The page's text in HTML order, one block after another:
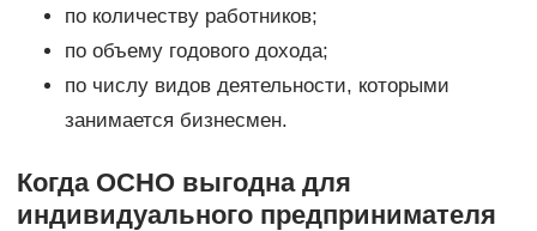
по количеству работников;
по объему годового дохода;
по числу видов деятельности, которыми
занимается бизнесмен.
Когда ОСНО выгодна для
индивидуального предпринимателя